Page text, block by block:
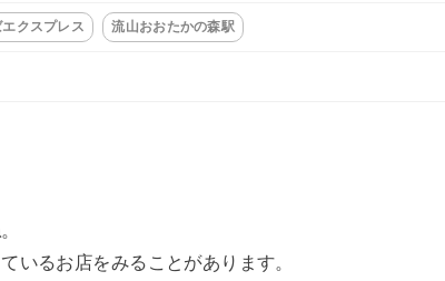
クスプレス 流山おおたかの森駅
いるお店をみることがあります。